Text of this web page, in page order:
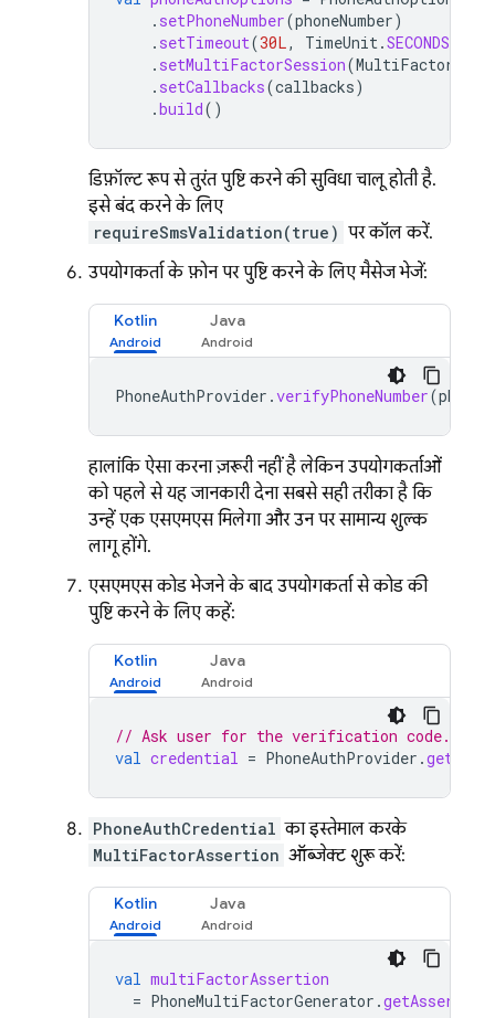
. setPhoneNumber(phoneNumber)
. setTimeout(30L, TimeUnit.SECONDS
. setMultiFactorSession(
. setCallbacks(callbacks)
.build()
डिफ़ॉल्ट रूप से, तुरंत पुष्टि करने की सुविधा चालू होती है.
इसे बंद करने के लिए,
requireSmsValidation(true) पर कॉल करें.
उपयोगकर्ता के फ़ोन पर पुष्टि करने के लिए मैसेज भेजें:
Kotlin Java
PhoneAuthProvider .verifyPhoneNumber(
हालांकि, ऐसा करना ज़रूरी नहीं है, लेकिन उपयोगकर्ताओं
को पहले से यह जानकारी देना सबसे सही तरीका है कि
उन्हें एक एसएमएस मिलेगा और उन पर सामान्य शुल्क
लागू होंगे.
एसएमएस कोड भेजने के बाद, उपयोगकर्ता से कोड की
पुष्टि करने के लिए कहें:
Kotlin Java
// Ask user for the verification code.
val credential = PhoneAuthProvider .
PhoneAuthCredential का इस्तेमाल करके,
MultiFactorAssertion ऑब्जेक्ट शुरू करें:
Kotlin Java
val multiFactorAssertion
= PhoneMultiFactorGenerator .getAssertion